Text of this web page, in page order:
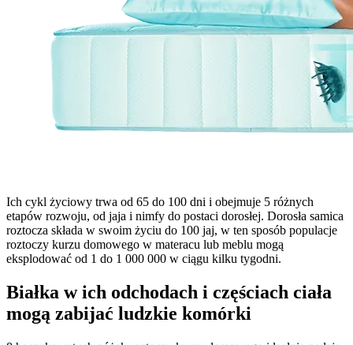
Ich cykl życiowy trwa od 65 do 100 dni i obejmuje 5 różnych
etapów rozwoju, od jaja i nimfy do postaci dorosłej. Dorosła samica
roztocza składa w swoim życiu do 100 jaj, w ten sposób populacje
roztoczy kurzu domowego w materacu lub meblu mogą
eksplodować od 1 do 1 000 000 w ciągu kilku tygodni.
Białka w ich odchodach i częściach ciała
mogą zabijać ludzkie komórki